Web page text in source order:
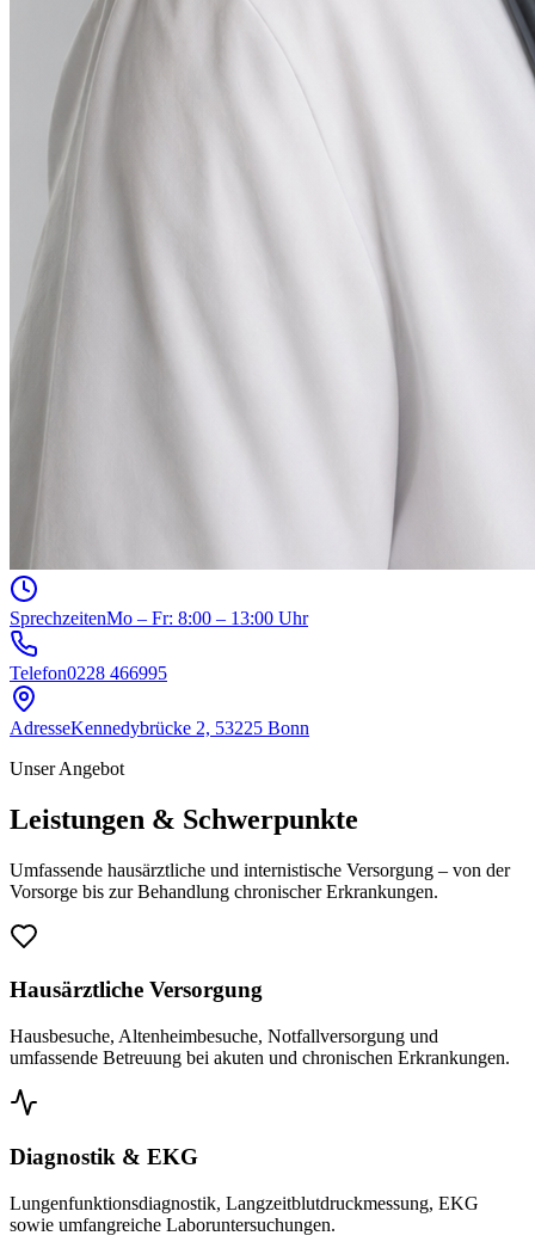
SprechzeitenMo – Fr: 8:00 – 13:00 Uhr
Telefon0228 466995
AdresseKennedybrücke 2, 53225 Bonn
Unser Angebot
Leistungen & Schwerpunkte
Umfassende hausärztliche und internistische Versorgung – von der
Vorsorge bis zur Behandlung chronischer Erkrankungen.
Hausärztliche Versorgung
Hausbesuche, Altenheimbesuche, Notfallversorgung und
umfassende Betreuung bei akuten und chronischen Erkrankungen.
Diagnostik & EKG
Lungenfunktionsdiagnostik, Langzeitblutdruckmessung, EKG
sowie umfangreiche Laboruntersuchungen.